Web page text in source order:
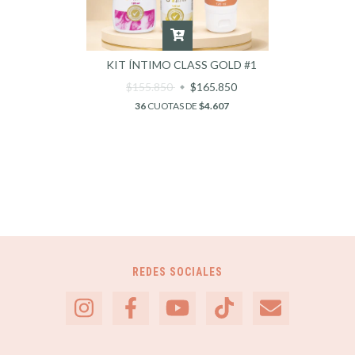
KIT ÍNTIMO CLASS GOLD #1
$155.850
$165.850
36CUOTAS DE $4.607
REDES SOCIALES